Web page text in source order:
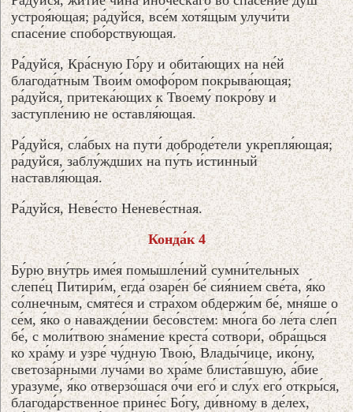
устроя́ющая; ра́дуйся, все́м хотя́щым улучи́ти
спасе́ние спобо́рствующая.
Ра́дуйся, Кра́сную Го́ру и обита́ющих на не́й
благода́тным Твои́м омофо́ром покрыва́ющая;
ра́дуйся, притека́ющих к Твоему́ покро́ву и
заступле́нию не оставля́ющая.
Ра́дуйся, сла́бых на пути́ доброде́тели укрепля́ющая;
ра́дуйся, заблу́ждших на пу́ть и́стинный
наставля́ющая.
Ра́дуйся, Неве́сто Неневе́стная.
Конда́к 4
Бу́рю вну́трь име́я помышле́ний сумни́тельных
слепе́ц Питири́м, егда́ озаре́н бе́ сия́нием све́та, я́ко
со́лнечным, смяте́ся и стра́хом обдержи́м бе́, мня́ше о
се́м, я́ко о наважде́нии бесо́встем: мно́га бо ле́та сле́п
бе́, с моли́твою зна́мение креста́ сотвори́, обра́щься
ко хра́му и узре́ чу́дную Твою́, Влады́чице, ико́ну,
светоза́рными луча́ми во хра́ме блиста́вшую, а́бие
уразуме́, я́ко отверзо́шася о́чи его́ и слу́х его́ откры́ся,
благода́рственное прине́с Бо́гу, ди́вному в де́лех,